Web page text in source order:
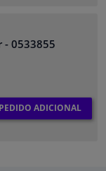
- 0533855
PEDIDO ADICIONAL